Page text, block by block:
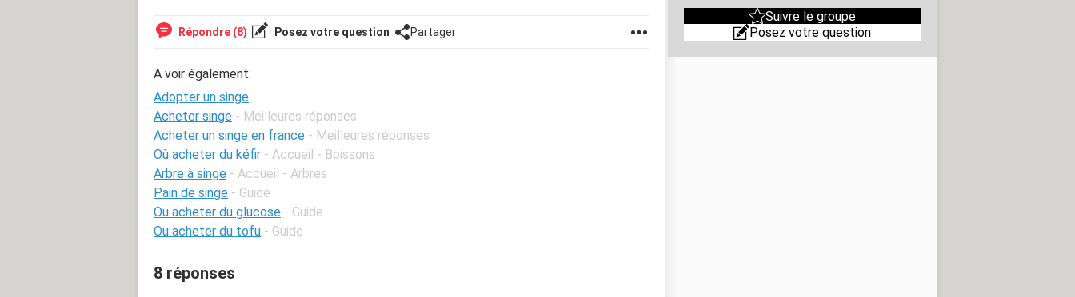
Répondre (8) Posez votre question Partager
A voir également:
Adopter un singe
Acheter singe - Meilleures réponses
Acheter un singe en france - Meilleures réponses
Où acheter du kéfir - Accueil - Boissons
Arbre à singe - Accueil - Arbres
Pain de singe - Guide
Ou acheter du glucose - Guide
Ou acheter du tofu - Guide
8 réponses
Suivre le groupe
Posez votre question